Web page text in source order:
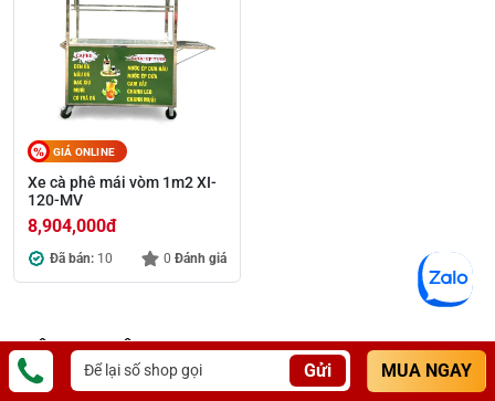
GIÁ ONLINE
Xe cà phê mái vòm 1m2 XI-
120-MV
8,904,000đ
Đã bán: 10 0 Đánh giá
THÔNG TIN CÔNG TY
Gửi MUA NGAY